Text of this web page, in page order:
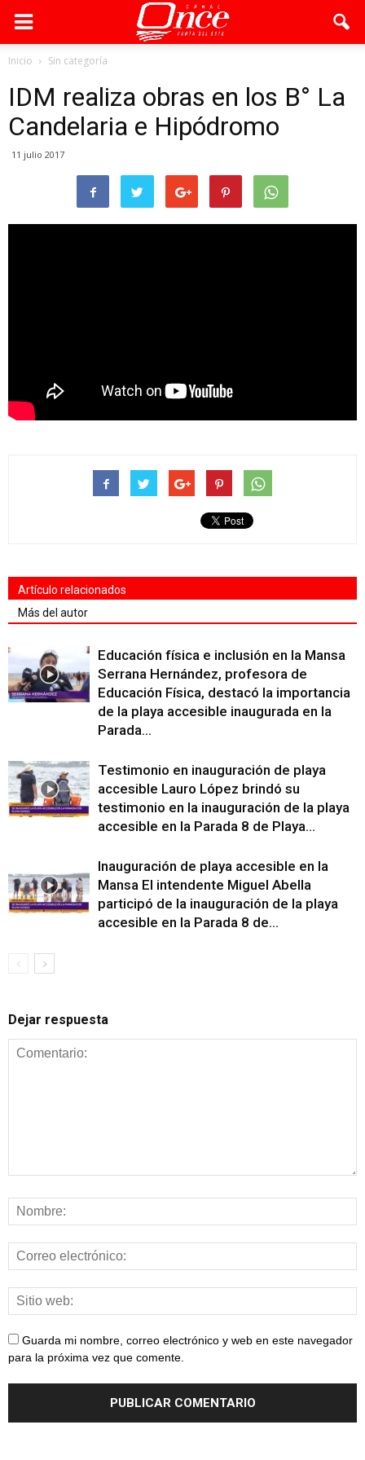
Inicio Sin categoría
IDM realiza obras en los B° La
Candelaria e Hipódromo
11 julio 2017
Artículo relacionados
Más del autor
Educación física e inclusión en la Mansa
Serrana Hernández, profesora de
Educación Física, destacó la importancia
de la playa accesible inaugurada en la
Parada...
Testimonio en inauguración de playa
accesible Lauro López brindó su
testimonio en la inauguración de la playa
accesible en la Parada 8 de Playa...
Inauguración de playa accesible en la
Mansa El intendente Miguel Abella
participó de la inauguración de la playa
accesible en la Parada 8 de...
Dejar respuesta
Guarda mi nombre, correo electrónico y web en este navegador
para la próxima vez que comente.